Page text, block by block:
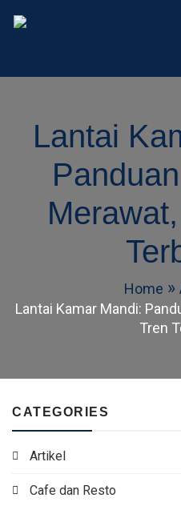
Lantai
Home
Lantai Kamar Mandi:
Tren
CATEGORIES
Artikel
Cafe dan Resto